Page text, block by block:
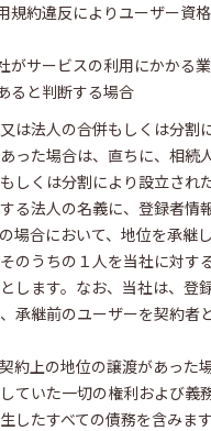
規約違反によりユーザー資
がサービスの利用にかかる
ると判断する場合
は法人の合併もしくは分割
った場合は、直ちに、相続
しくは分割により設立され
る法人の名義に、登録者情
場合において、地位を承継
のうちの１人を当社に対す
します。なお、当社は、登
承継前のユーザーを契約者
約上の地位の譲渡があった
ていた一切の権利および義
したすべての債務を含みま